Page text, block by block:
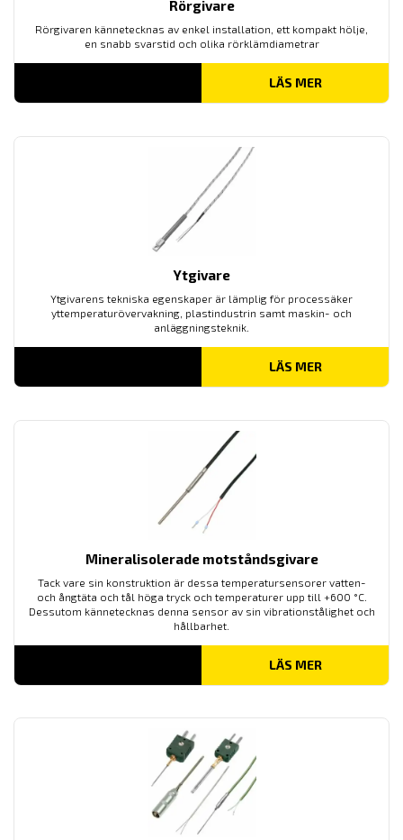
Rörgivare
Rörgivaren kännetecknas av enkel installation, ett kompakt hölje,
en snabb svarstid och olika rörklämdiametrar
LÄS MER
Ytgivare
Ytgivarens tekniska egenskaper är lämplig för processäker
yttemperaturövervakning, plastindustrin samt maskin- och
anläggningsteknik.
LÄS MER
Mineralisolerade motståndsgivare
Tack vare sin konstruktion är dessa temperatursensorer vatten-
och ångtäta och tål höga tryck och temperaturer upp till +600 °C.
Dessutom kännetecknas denna sensor av sin vibrationstålighet och
hållbarhet.
LÄS MER